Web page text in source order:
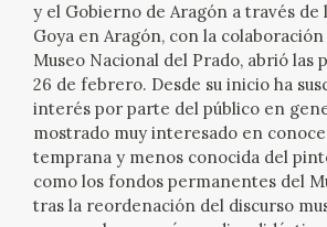
PREMIO ARAGÓN GOYA
EDICIONES
PUBLICACIONES
TIENDA
y el Gobierno de Aragón a través de
Goya en Aragón, con la
Museo Nacional del Prado, abrió las
26 de febrero. Desde su inicio ha
interés por parte del público en
mostrado muy interesado en
temprana y menos conocida del
como los fondos permanentes del
tras la reordenación del discurso